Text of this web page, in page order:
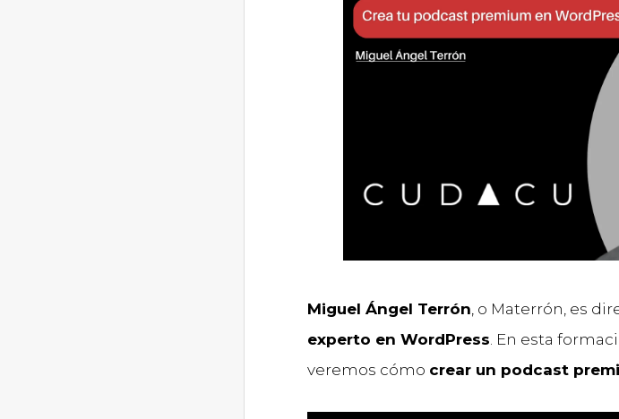
Miguel Ángel Terrón, o Materrón, es
experto en WordPress. En esta
veremos cómo crear un podcast